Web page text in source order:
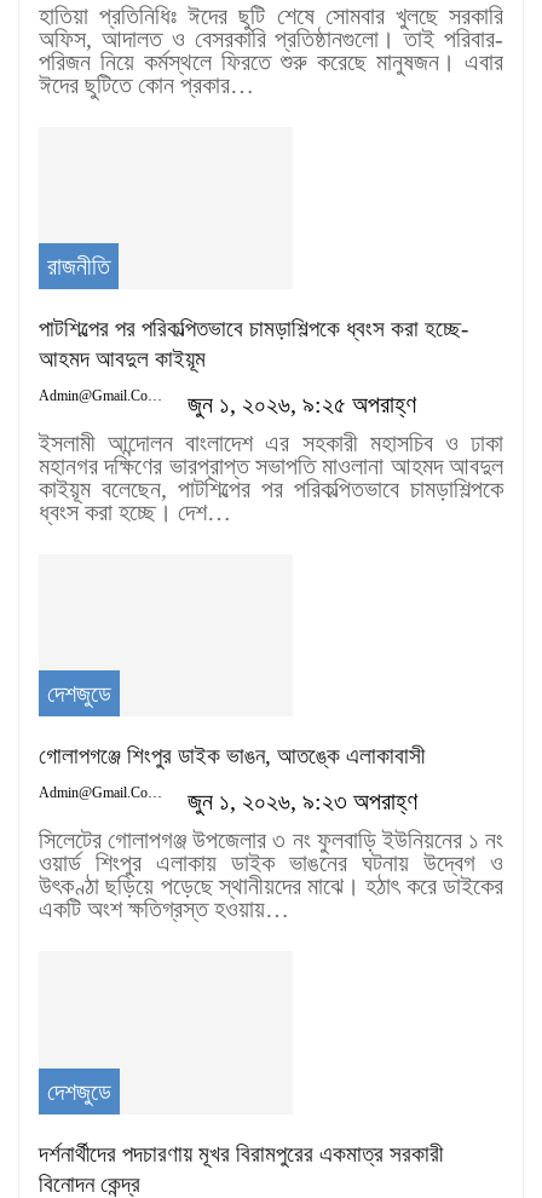
হাতিয়া প্রতিনিধিঃ ঈদের ছুটি শেষে সোমবার খুলছে সরকারি
অফিস, আদালত ও বেসরকারি প্রতিষ্ঠানগুলো। তাই পরিবার-
পরিজন নিয়ে কর্মস্থলে ফিরতে শুরু করেছে মানুষজন। এবার
ঈদের ছুটিতে কোন প্রকার…
রাজনীতি
পাটশিল্পের পর পরিকল্পিতভাবে চামড়াশিল্পকে ধ্বংস করা হচ্ছে-
আহমদ আবদুল কাইয়ূম
Admin@gmail.com
জুন ১, ২০২৬, ৯:২৫ অপরাহ্ণ
ইসলামী আন্দোলন বাংলাদেশ এর সহকারী মহাসচিব ও ঢাকা
মহানগর দক্ষিণের ভারপ্রাপ্ত সভাপতি মাওলানা আহমদ আবদুল
কাইয়ূম বলেছেন, পাটশিল্পের পর পরিকল্পিতভাবে চামড়াশিল্পকে
ধ্বংস করা হচ্ছে। দেশ…
দেশজুডে
গোলাপগঞ্জে শিংপুর ডাইক ভাঙন, আতঙ্কে এলাকাবাসী
Admin@gmail.com
জুন ১, ২০২৬, ৯:২৩ অপরাহ্ণ
সিলেটের গোলাপগঞ্জ উপজেলার ৩ নং ফুলবাড়ি ইউনিয়নের ১ নং
ওয়ার্ড শিংপুর এলাকায় ডাইক ভাঙনের ঘটনায় উদ্বেগ ও
উৎকণ্ঠা ছড়িয়ে পড়েছে স্থানীয়দের মাঝে। হঠাৎ করে ডাইকের
একটি অংশ ক্ষতিগ্রস্ত হওয়ায়…
দেশজুডে
দর্শনার্থীদের পদচারণায় মূখর বিরামপুরের একমাত্র সরকারী
বিনোদন কেন্দ্র